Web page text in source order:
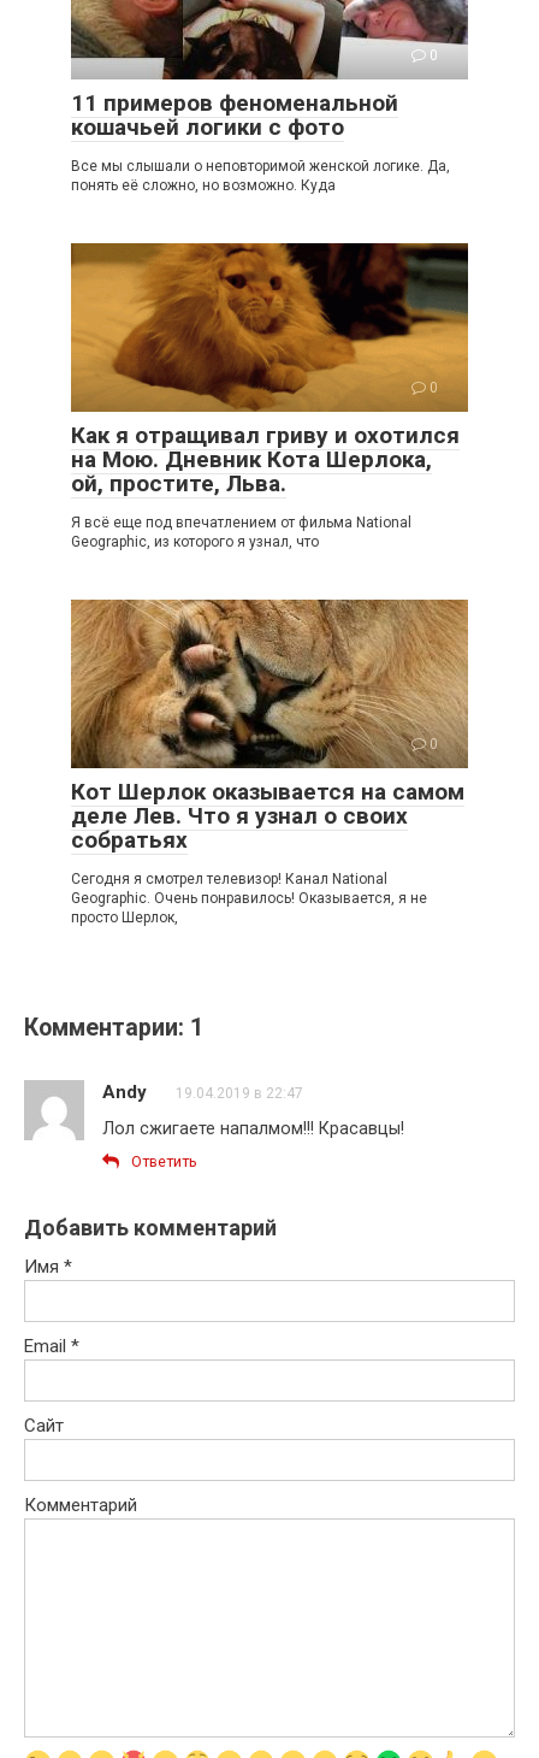
0
11 примеров феноменальной
кошачьей логики с фото
Все мы слышали о неповторимой женской логике. Да,
понять её сложно, но возможно. Куда
0
Как я отращивал гриву и охотился
на Мою. Дневник Кота Шерлока,
ой, простите, Льва.
Я всё еще под впечатлением от фильма National
Geographic, из которого я узнал, что
0
Кот Шерлок оказывается на самом
деле Лев. Что я узнал о своих
собратьях
Сегодня я смотрел телевизор! Канал National
Geographic. Очень понравилось! Оказывается, я не
просто Шерлок,
Комментарии: 1
Andy 19.04.2019 в 22:47
Лол сжигаете напалмом!!! Красавцы!
Ответить
Добавить комментарий
Имя *
Email *
Сайт
Комментарий